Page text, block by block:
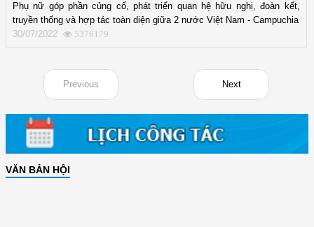
Phụ nữ góp phần củng cố, phát triển quan hệ hữu nghị, đoàn kết,
truyền thống và hợp tác toàn diện giữa 2 nước Việt Nam - Campuchia
30/07/2022
5376179
Previous Next
VĂN BẢN HỘI